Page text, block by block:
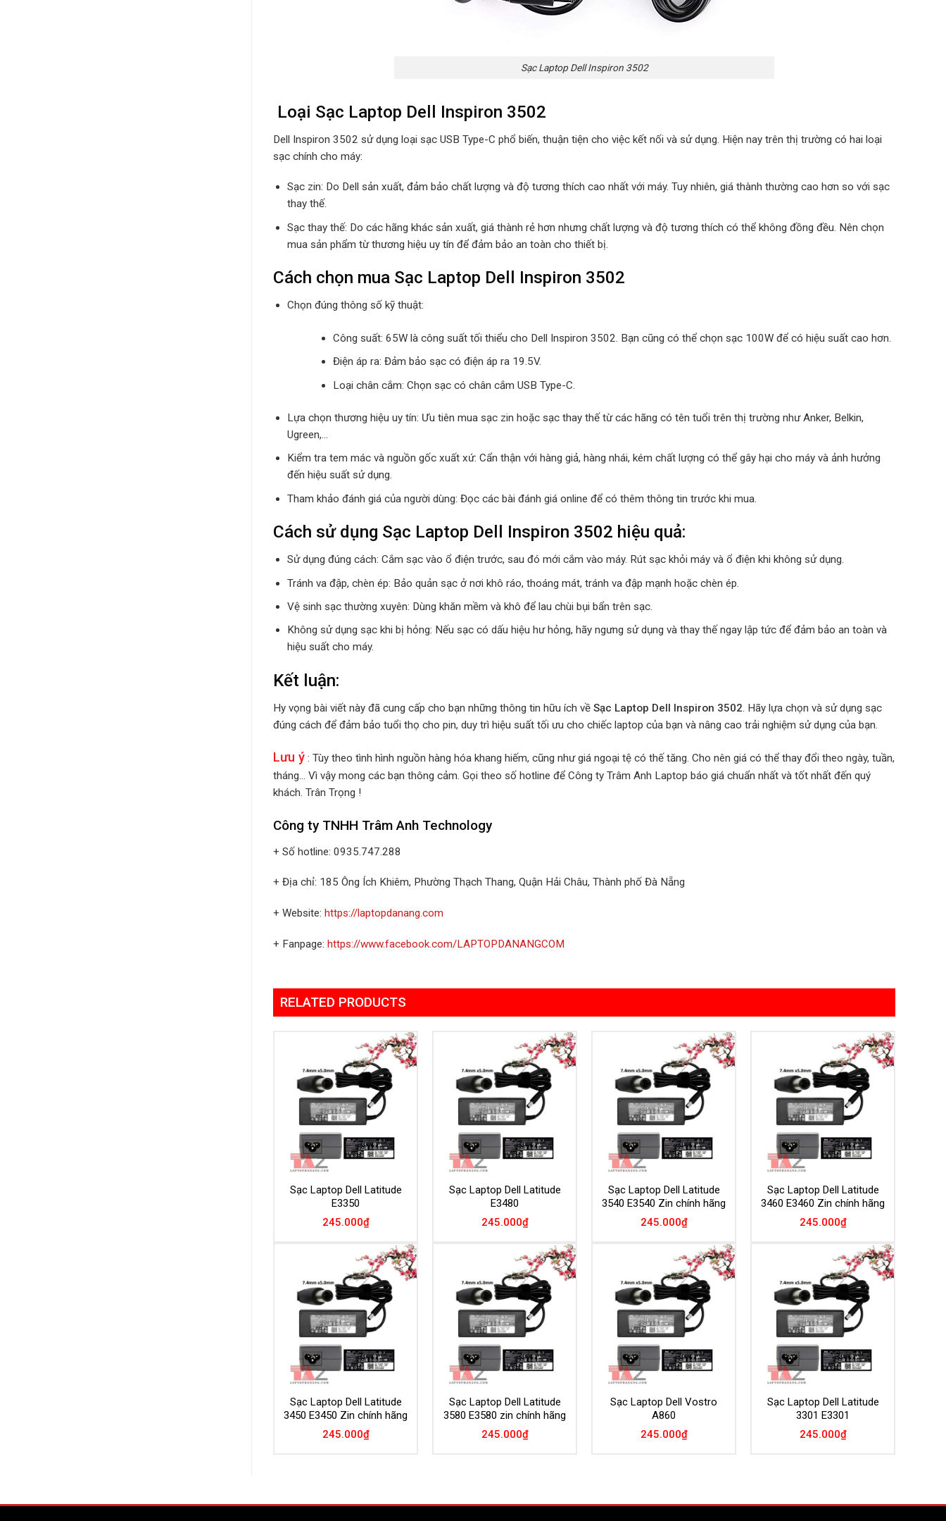
Sạc Laptop Dell Inspiron 3502
Loại Sạc Laptop Dell Inspiron 3502
Dell Inspiron 3502 sử dụng loại sạc USB Type-C phổ biến, thuận tiện cho việc kết nối và sử dụng. Hiện nay trên thị trường có hai loại
sạc chính cho máy:
Sạc zin: Do Dell sản xuất, đảm bảo chất lượng và độ tương thích cao nhất với máy. Tuy nhiên, giá thành thường cao hơn so với sạc
thay thế.
Sạc thay thế: Do các hãng khác sản xuất, giá thành rẻ hơn nhưng chất lượng và độ tương thích có thể không đồng đều. Nên chọn
mua sản phẩm từ thương hiệu uy tín để đảm bảo an toàn cho thiết bị.
Cách chọn mua Sạc Laptop Dell Inspiron 3502
Chọn đúng thông số kỹ thuật:
Công suất: 65W là công suất tối thiểu cho Dell Inspiron 3502. Bạn cũng có thể chọn sạc 100W để có hiệu suất cao hơn.
Điện áp ra: Đảm bảo sạc có điện áp ra 19.5V.
Loại chân cắm: Chọn sạc có chân cắm USB Type-C.
Lựa chọn thương hiệu uy tín: Ưu tiên mua sạc zin hoặc sạc thay thế từ các hãng có tên tuổi trên thị trường như Anker, Belkin,
Ugreen,…
Kiểm tra tem mác và nguồn gốc xuất xứ: Cẩn thận với hàng giả, hàng nhái, kém chất lượng có thể gây hại cho máy và ảnh hưởng
đến hiệu suất sử dụng.
Tham khảo đánh giá của người dùng: Đọc các bài đánh giá online để có thêm thông tin trước khi mua.
Cách sử dụng Sạc Laptop Dell Inspiron 3502 hiệu quả:
Sử dụng đúng cách: Cắm sạc vào ổ điện trước, sau đó mới cắm vào máy. Rút sạc khỏi máy và ổ điện khi không sử dụng.
Tránh va đập, chèn ép: Bảo quản sạc ở nơi khô ráo, thoáng mát, tránh va đập mạnh hoặc chèn ép.
Vệ sinh sạc thường xuyên: Dùng khăn mềm và khô để lau chùi bụi bẩn trên sạc.
Không sử dụng sạc khi bị hỏng: Nếu sạc có dấu hiệu hư hỏng, hãy ngưng sử dụng và thay thế ngay lập tức để đảm bảo an toàn và
hiệu suất cho máy.
Kết luận:
Hy vọng bài viết này đã cung cấp cho bạn những thông tin hữu ích về Sạc Laptop Dell Inspiron 3502. Hãy lựa chọn và sử dụng sạc
đúng cách để đảm bảo tuổi thọ cho pin, duy trì hiệu suất tối ưu cho chiếc laptop của bạn và nâng cao trải nghiệm sử dụng của bạn.
Lưu ý : Tùy theo tình hình nguồn hàng hóa khang hiếm, cũng như giá ngoại tệ có thế tăng. Cho nên giá có thể thay đổi theo ngày, tuần,
tháng… Vì vậy mong các bạn thông cảm. Gọi theo số hotline để Công ty Trâm Anh Laptop báo giá chuẩn nhất và tốt nhất đến quý
khách. Trân Trọng !
Công ty TNHH Trâm Anh Technology
+ Số hotline: 0935.747.288
+ Địa chỉ: 185 Ông Ích Khiêm, Phường Thạch Thang, Quận Hải Châu, Thành phố Đà Nẵng
+ Website: https://laptopdanang.com
+ Fanpage: https://www.facebook.com/LAPTOPDANANGCOM
RELATED PRODUCTS
Add to
Wishlist
Sạc Laptop Dell Latitude
E3350
245.000₫
Add to
Wishlist
Sạc Laptop Dell Latitude
E3480
245.000₫
Add to
Wishlist
Sạc Laptop Dell Latitude
3540 E3540 Zin chính hãng
245.000₫
Add to
Wishlist
Sạc Laptop Dell Latitude
3460 E3460 Zin chính hãng
245.000₫
Add to
Wishlist
Sạc Laptop Dell Latitude
3450 E3450 Zin chính hãng
245.000₫
Add to
Wishlist
Sạc Laptop Dell Latitude
3580 E3580 zin chính hãng
245.000₫
Add to
Wishlist
Sạc Laptop Dell Vostro
A860
245.000₫
Add to
Wishlist
Sạc Laptop Dell Latitude
3301 E3301
245.000₫